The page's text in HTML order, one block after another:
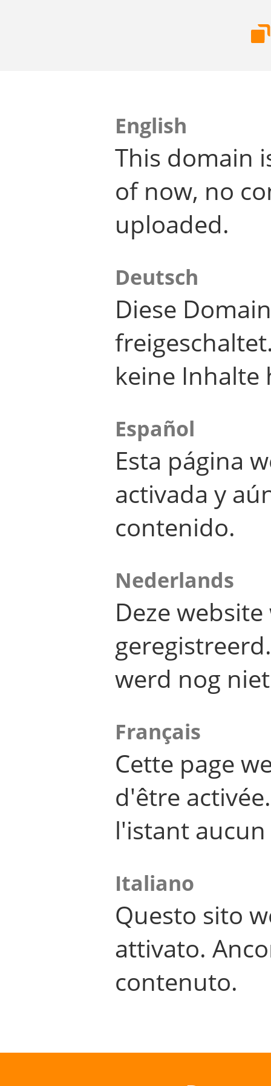
English
This domain
of now, no
uploaded.
Deutsch
Diese
keine Inhalte
Español
Esta página
activada y
contenido.
Nederlands
Deze
werd nog
Français
Cette page
d'être
l'istant
Italiano
Questo sito
attivato.
contenuto.